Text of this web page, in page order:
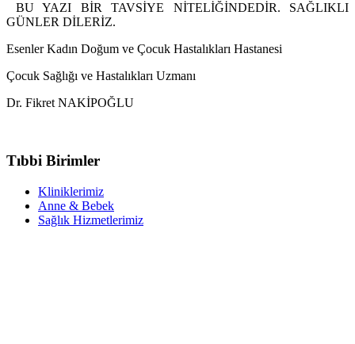
BU YAZI BİR TAVSİYE NİTELİĞİNDEDİR. SAĞLIKLI
GÜNLER DİLERİZ.
Esenler Kadın Doğum ve Çocuk Hastalıkları Hastanesi
Çocuk Sağlığı ve Hastalıkları Uzmanı
Dr. Fikret NAKİPOĞLU
Tıbbi Birimler
Kliniklerimiz
Anne & Bebek
Sağlık Hizmetlerimiz